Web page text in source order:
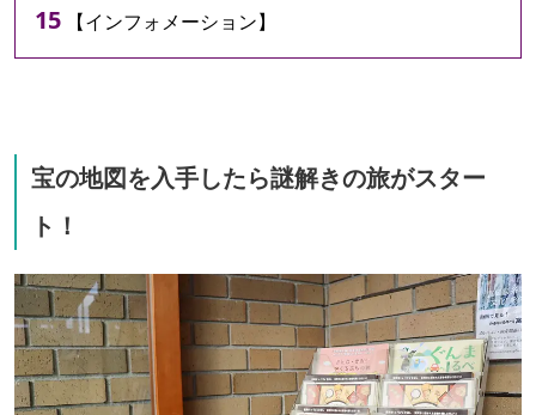
【インフォメーション】
宝の地図を入手したら謎解きの旅がスター
ト！